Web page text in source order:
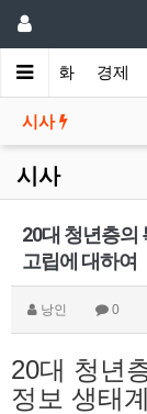
인 영화 경제
시사
시사
20대 청년층의
고립에 대하여
낭인 0
20대 청년
정보 생태